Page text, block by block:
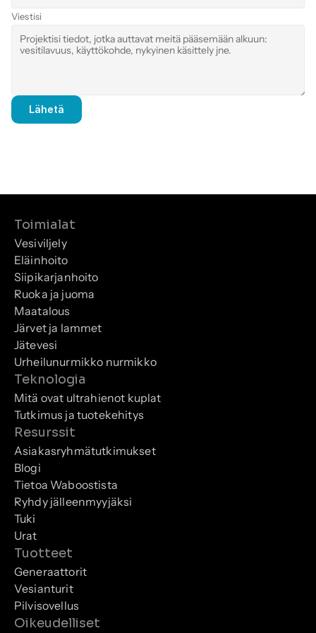
Viestisi
Lähetä
Toimialat
Vesiviljely
Eläinhoito
Siipikarjanhoito
Ruoka ja juoma
Maatalous
Järvet ja lammet
Jätevesi
Urheilunurmikko nurmikko
Teknologia
Mitä ovat ultrahienot kuplat
Tutkimus ja tuotekehitys
Resurssit
Asiakasryhmätutkimukset
Blogi
Tietoa Waboostista
Ryhdy jälleenmyyjäksi
Tuki
Urat
Tuotteet
Generaattorit
Vesianturit
Pilvisovellus
Oikeudelliset